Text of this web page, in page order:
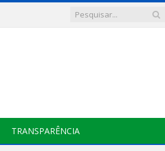
TRANSPARÊNCIA